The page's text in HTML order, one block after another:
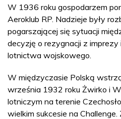
W 1936 roku gospodarzem
Aeroklub RP. Nadzieje były
pogarszającej się sytuacji
decyzję o rezygnacji z
lotnictwa wojskowego.
W międzyczasie Polską
września 1932 roku Żwirko i
lotniczym na terenie
wielkim sukcesie na